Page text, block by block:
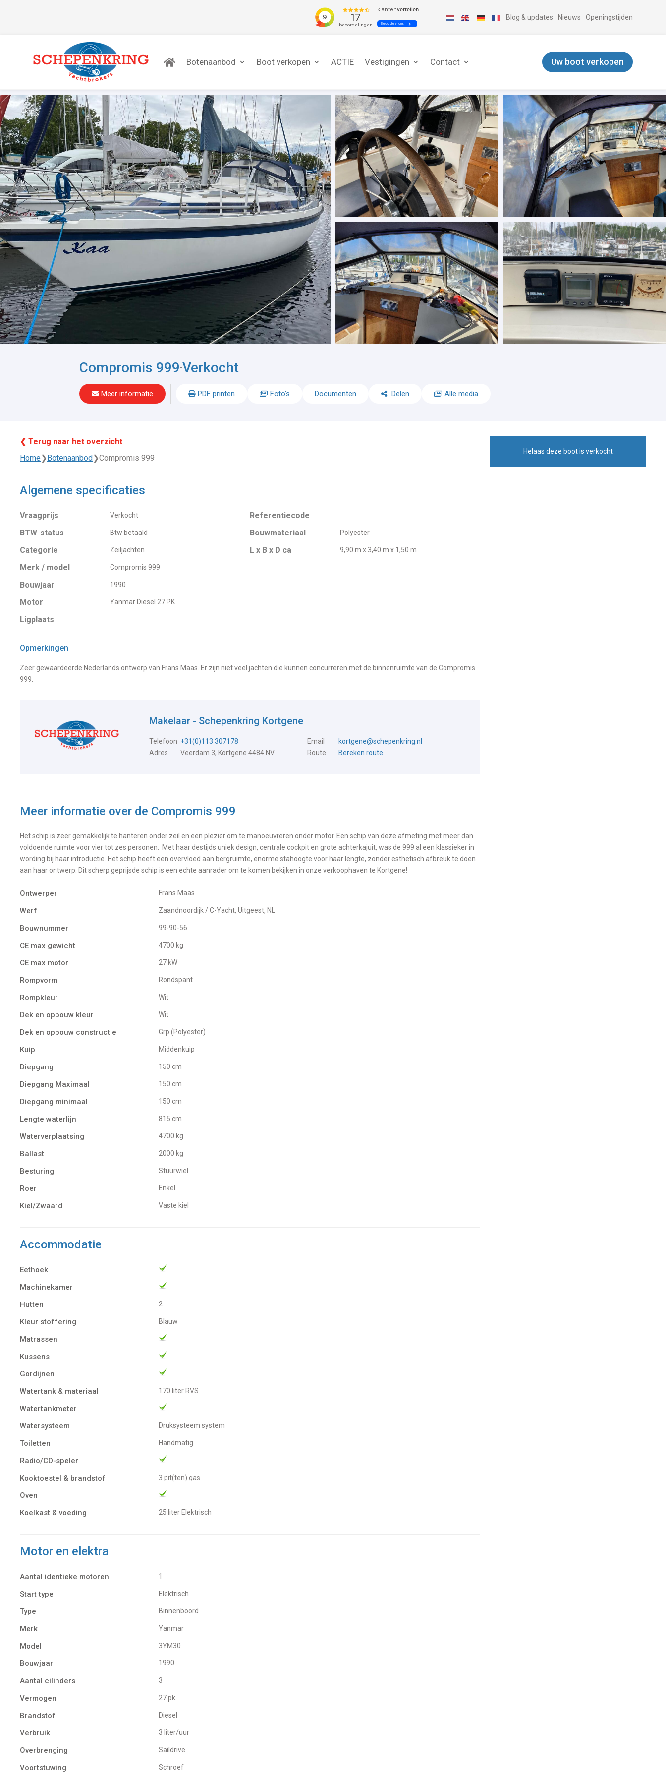
Blog & updates Nieuws Openingstijden
Botenaanbod Boot verkopen ACTIE Vestigingen Contact Uw boot verkopen
Compromis 999-Verkocht
Meer informatie PDF printen Foto's Documenten Delen Alle media
❮ Terug naar het overzicht
Home❯Botenaanbod❯Compromis 999
Algemene specificaties
Vraagprijs Verkocht
BTW-status Btw betaald
Categorie Zeiljachten
Merk / model Compromis 999
Bouwjaar 1990
Motor Yanmar Diesel 27 PK
Ligplaats
Referentiecode
Bouwmateriaal
Polyester
L x B x D ca 9,90 m x 3,40 m x 1,50 m
Opmerkingen
Zeer gewaardeerde Nederlands ontwerp van Frans Maas. Er zijn niet veel jachten die kunnen concurreren met de binnenruimte van de Compromis
999.
Makelaar - Schepenkring Kortgene
Telefoon +31(0)113 307178 Email
kortgene@schepenkring.nl
Adres
Veerdam 3, Kortgene 4484 NV Route Bereken route
Meer informatie over de Compromis 999
Het schip is zeer gemakkelijk te hanteren onder zeil en een plezier om te manoeuvreren onder motor. Een schip van deze afmeting met meer dan
voldoende ruimte voor vier tot zes personen. Met haar destijds uniek design, centrale cockpit en grote achterkajuit, was de 999 al een klassieker in
wording bij haar introductie. Het schip heeft een overvloed aan bergruimte, enorme stahoogte voor haar lengte, zonder esthetisch afbreuk te doen
aan haar ontwerp. Dit scherp geprijsde schip is een echte aanrader om te komen bekijken in onze verkoophaven te Kortgene!
Ontwerper Frans Maas
Werf Zaandnoordijk / C-Yacht, Uitgeest, NL
Bouwnummer 99-90-56
CE max gewicht 4700 kg
CE max motor 27 kW
Rompvorm Rondspant
Rompkleur Wit
Dek en opbouw kleur Wit
Dek en opbouw constructie Grp (Polyester)
Kuip Middenkuip
Diepgang 150 cm
Diepgang Maximaal 150 cm
Diepgang minimaal 150 cm
Lengte waterlijn 815 cm
Waterverplaatsing 4700 kg
Ballast 2000 kg
Besturing Stuurwiel
Roer Enkel
Kiel/Zwaard vaste kiel
Accommodatie
Eethoek
Machinekamer
Hutten
2
Kleur stoffering Blauw
Matrassen
Kussens
Gordijnen
Watertank & materiaal
170 liter RVS
Watertankmeter
Watersysteem
Druksysteem system
Toiletten Handmatig
Radio/CD-speler
Kooktoestel & brandstof
3 pit(ten) gas
Oven
Koelkast & voeding
25 liter Elektrisch
Motor en elektra
Aantal identieke motoren 1
Start type Elektrisch
Type Binnenboord
Merk Yanmar
Model 3YM30
Bouwjaar 1990
Aantal cilinders 3
Vermogen 27 pk
Brandstof Diesel
Verbruik 3 liter/uur
Overbrenging Saildrive
Voortstuwing schroef
Helaas deze boot is verkocht